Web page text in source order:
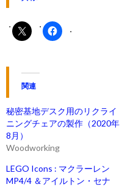
関連
秘密基地デスク用のリクライ
ニングチェアの製作（2020年
8月）
Woodworking
LEGO Icons : マクラーレン
MP4/4 ＆アイルトン・セナ